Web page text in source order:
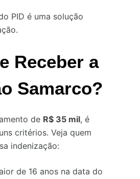
PID é uma solução
Receber a
Samarco?
de R$ 35 mil, é
critérios. Veja quem
indenização:
de 16 anos na data do